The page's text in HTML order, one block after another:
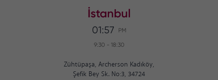
İstanbul
01:57 PM
9:30 - 18:30
Zühtüpaşa, Archerson Kadıköy,
Şefik Bey Sk. No:3, 34724